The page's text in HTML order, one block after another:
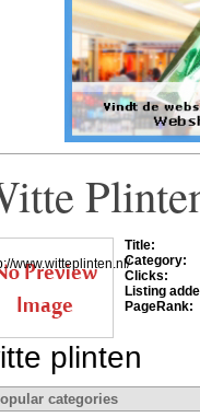
Title:
Category:
Clicks:
Listing
PageRank:
plinten
categories